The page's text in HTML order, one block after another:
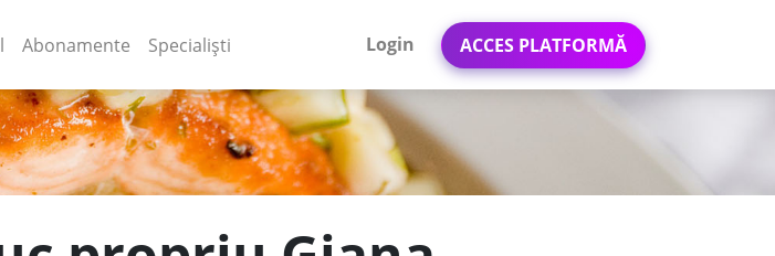
(current)
Abonamente Specialiști Login ACCES PLATFORMĂ